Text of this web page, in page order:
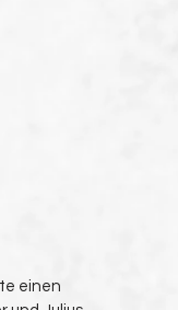
einen